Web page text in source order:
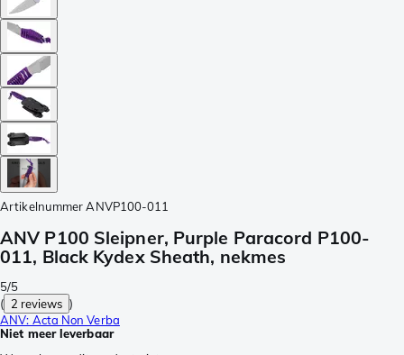
Artikelnummer ANVP100-011
ANV P100 Sleipner, Purple Paracord P100-
011, Black Kydex Sheath, nekmes
5/5
( 2 reviews )
ANV: Acta Non Verba
Niet meer leverbaar